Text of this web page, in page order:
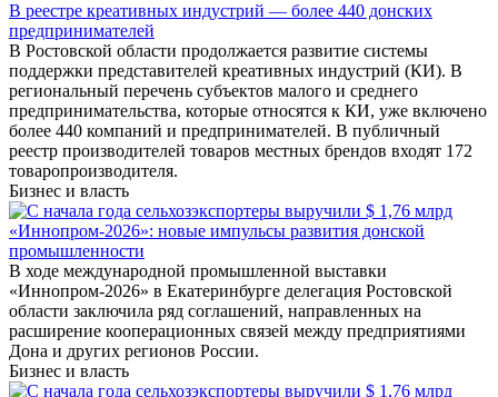
В реестре креативных индустрий — более 440 донских
предпринимателей
В Ростовской области продолжается развитие системы
поддержки представителей креативных индустрий (КИ). В
региональный перечень субъектов малого и среднего
предпринимательства, которые относятся к КИ, уже включено
более 440 компаний и предпринимателей. В публичный
реестр производителей товаров местных брендов входят 172
товаропроизводителя.
Бизнес и власть
«Иннопром-2026»: новые импульсы развития донской
промышленности
В ходе международной промышленной выставки
«Иннопром-2026» в Екатеринбурге делегация Ростовской
области заключила ряд соглашений, направленных на
расширение кооперационных связей между предприятиями
Дона и других регионов России.
Бизнес и власть